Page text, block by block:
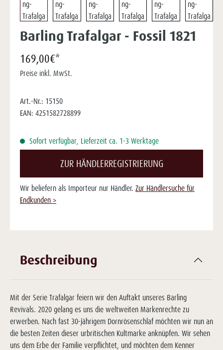
Barling Trafalgar - Fossil 1821
169,00€*
Preise inkl. MwSt.
Art.-Nr.: 15150
EAN: 4251582728899
Sofort verfügbar, Lieferzeit ca. 1-3 Werktage
ZUR HÄNDLERREGISTRIERUNG
Wir beliefern als Importeur nur Händler. Zur Händlersuche für
Endkunden >
Beschreibung
Mit der Serie Trafalgar feiern wir den Auftakt unseres Barling
Revivals. 2020 gelang es uns die weltweiten Markenrechte zu
erwerben. Nach fast 30-jährigem Dornrösenschlaf möchten wir nun an
die besten Zeiten dieser urbritischen Kultmarke anknüpfen. Wir sehen
uns dem Erbe der Familie verpflichtet, und möchten dem Kenner